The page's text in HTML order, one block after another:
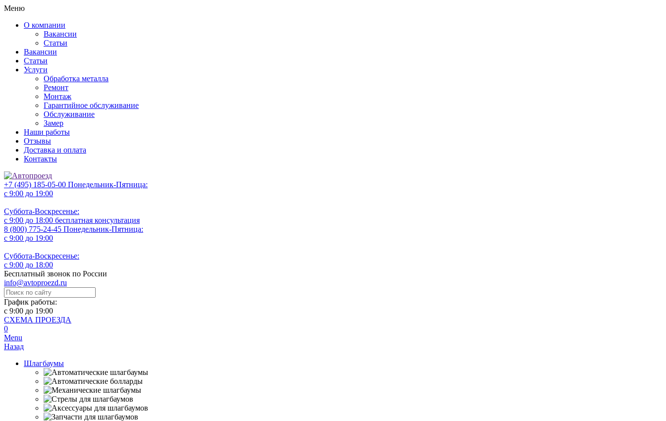
Меню
О компании
Вакансии
Статьи
Вакансии
Статьи
Услуги
Обработка металла
Ремонт
Монтаж
Гарантийное обслуживание
Обслуживание
Замер
Наши работы
Отзывы
Доставка и оплата
Контакты
+7 (495) 185-05-00 Понедельник-Пятница:
с 9:00 до 19:00
Суббота-Воскресенье:
с 9:00 до 18:00 бесплатная консультация
8 (800) 775-24-45 Понедельник-Пятница:
с 9:00 до 19:00
Суббота-Воскресенье:
с 9:00 до 18:00
Бесплатный звонок по России
info@avtoproezd.ru
График работы:
с 9:00 до 19:00
СХЕМА ПРОЕЗДА
0
Menu
Назад
Шлагбаумы